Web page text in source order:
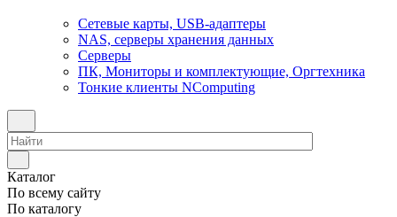
Сетевые карты, USB-адаптеры
NAS, серверы хранения данных
Серверы
ПК, Мониторы и комплектующие, Оргтехника
Тонкие клиенты NComputing
Каталог
По всему сайту
По каталогу